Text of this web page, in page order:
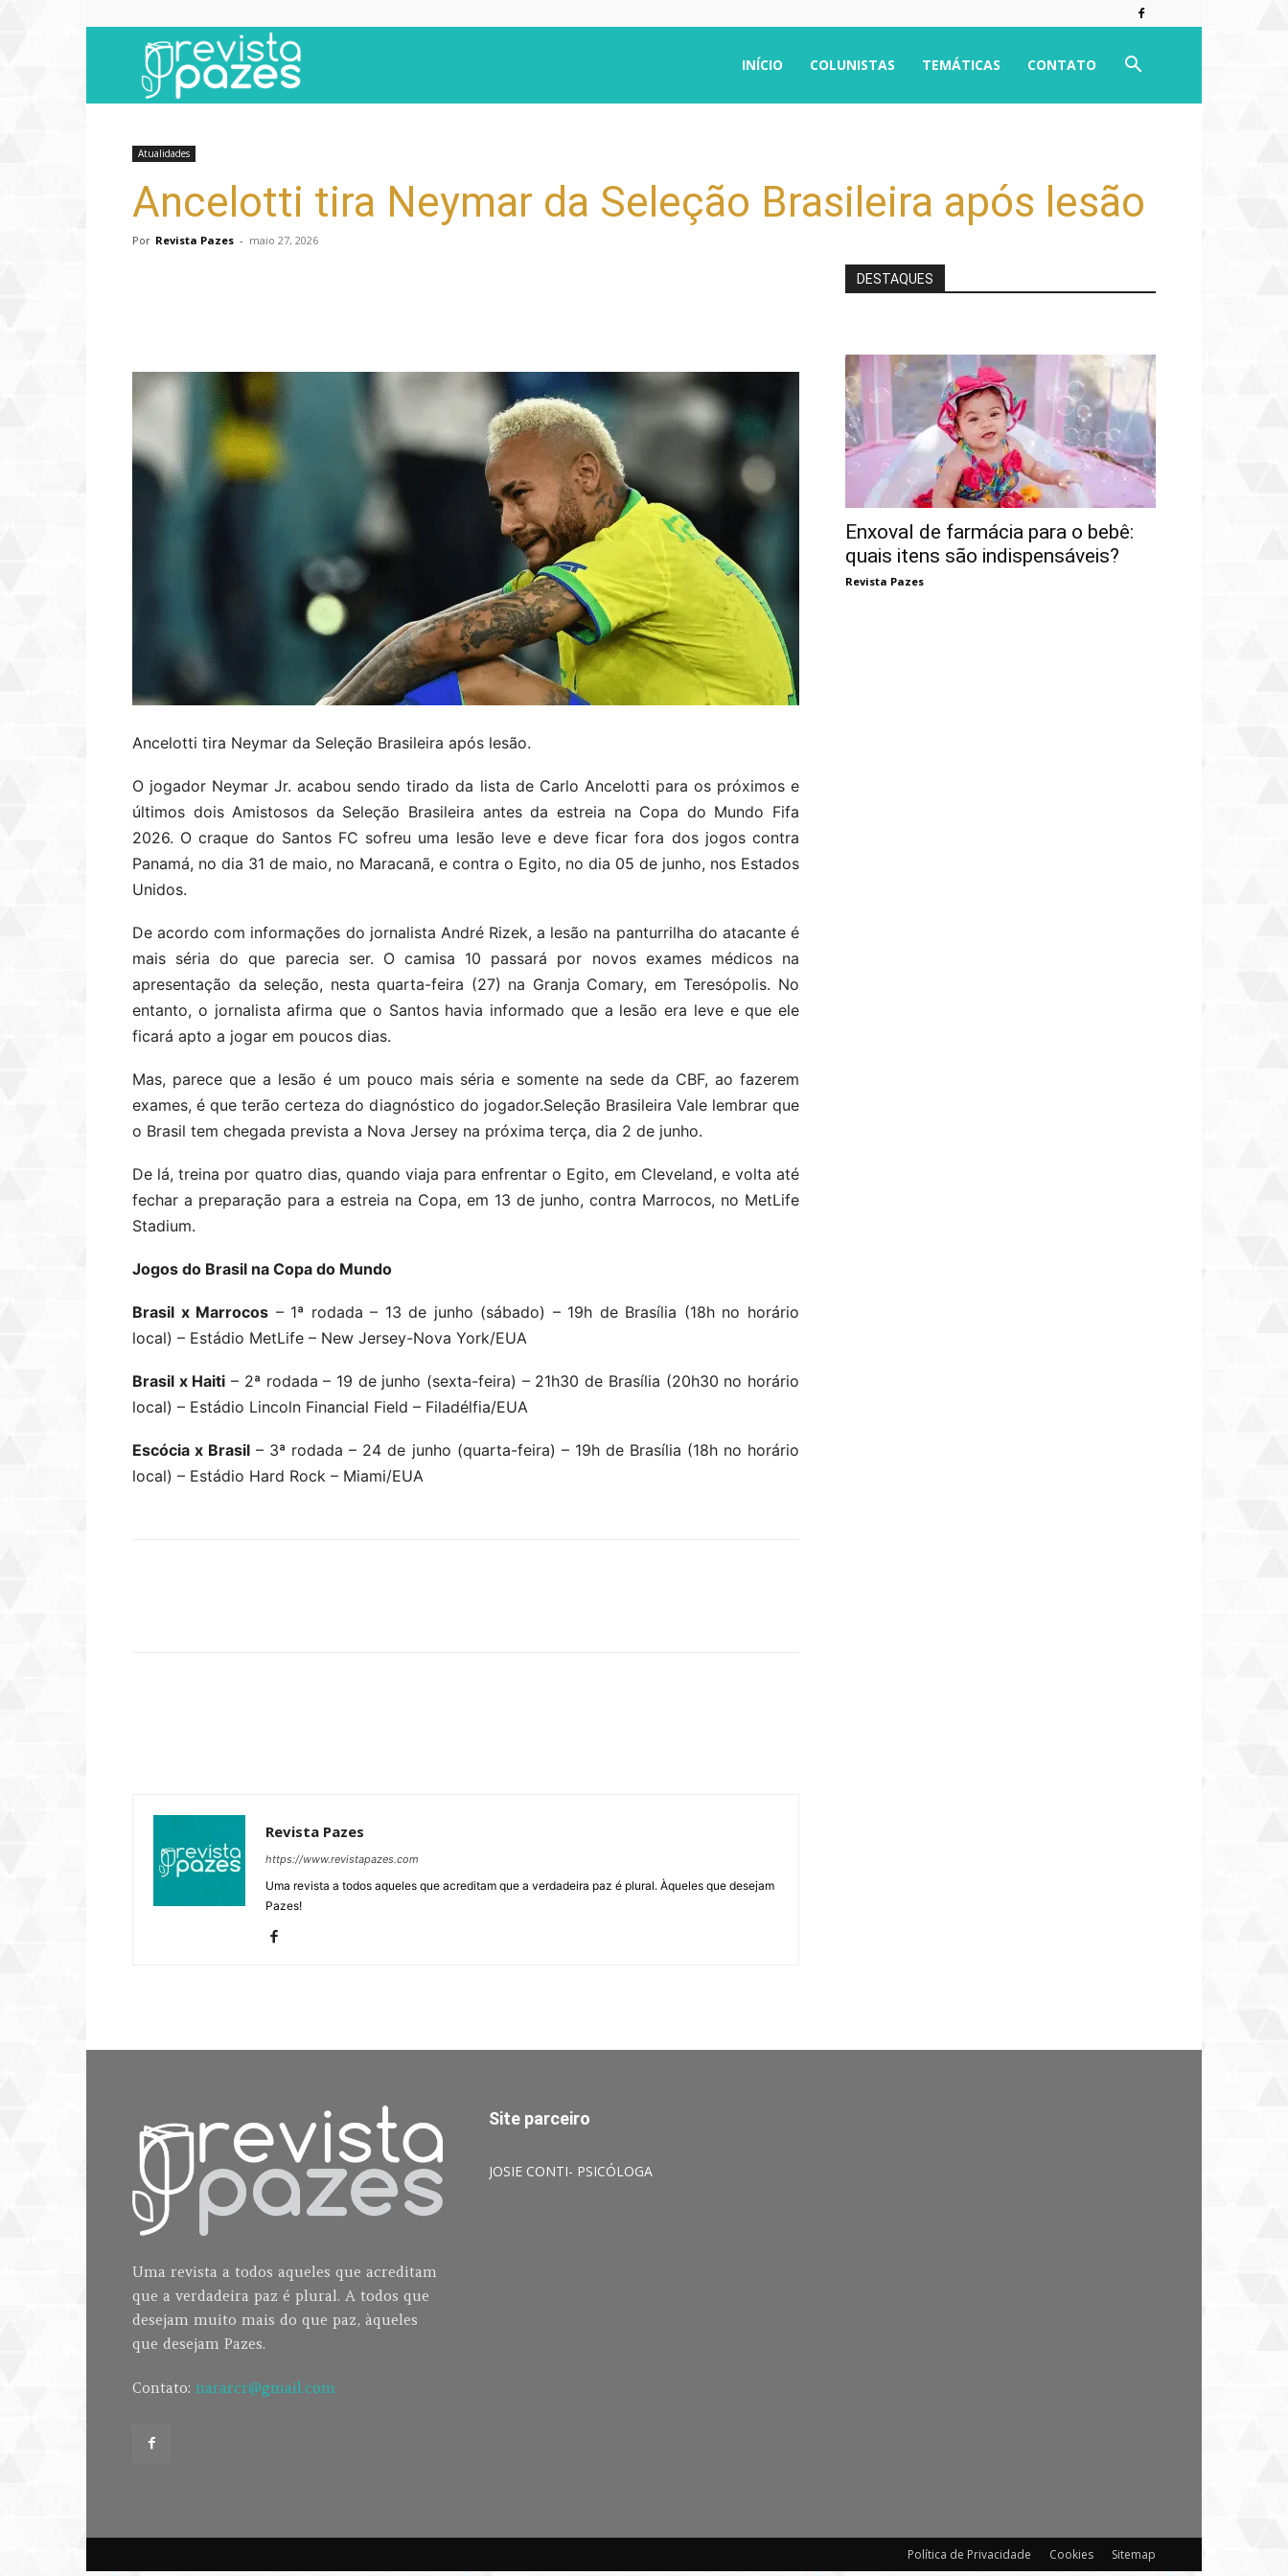
INÍCIO COLUNISTAS TEMÁTICAS CONTATO
Atualidades
Ancelotti tira Neymar da Seleção Brasileira após lesão
Por Revista Pazes - maio 27, 2026
Ancelotti tira Neymar da Seleção Brasileira após lesão.
O jogador Neymar Jr. acabou sendo tirado da lista de Carlo Ancelotti para os próximos e
últimos dois Amistosos da Seleção Brasileira antes da estreia na Copa do Mundo Fifa
2026. O craque do Santos FC sofreu uma lesão leve e deve ficar fora dos jogos contra
Panamá, no dia 31 de maio, no Maracanã, e contra o Egito, no dia 05 de junho, nos Estados
Unidos.
De acordo com informações do jornalista André Rizek, a lesão na panturrilha do atacante é
mais séria do que parecia ser. O camisa 10 passará por novos exames médicos na
apresentação da seleção, nesta quarta-feira (27) na Granja Comary, em Teresópolis. No
entanto, o jornalista afirma que o Santos havia informado que a lesão era leve e que ele
ficará apto a jogar em poucos dias.
Mas, parece que a lesão é um pouco mais séria e somente na sede da CBF, ao fazerem
exames, é que terão certeza do diagnóstico do jogador.Seleção Brasileira Vale lembrar que
o Brasil tem chegada prevista a Nova Jersey na próxima terça, dia 2 de junho.
De lá, treina por quatro dias, quando viaja para enfrentar o Egito, em Cleveland, e volta até
fechar a preparação para a estreia na Copa, em 13 de junho, contra Marrocos, no MetLife
Stadium.
Jogos do Brasil na Copa do Mundo
Brasil x Marrocos – 1ª rodada – 13 de junho (sábado) – 19h de Brasília (18h no horário
local) – Estádio MetLife – New Jersey-Nova York/EUA
Brasil x Haiti – 2ª rodada – 19 de junho (sexta-feira) – 21h30 de Brasília (20h30 no horário
local) – Estádio Lincoln Financial Field – Filadélfia/EUA
Escócia x Brasil – 3ª rodada – 24 de junho (quarta-feira) – 19h de Brasília (18h no horário
local) – Estádio Hard Rock – Miami/EUA
Revista Pazes
https://www.revistapazes.com
Uma revista a todos aqueles que acreditam que a verdadeira paz é plural. Àqueles que desejam
Pazes!
DESTAQUES
Enxoval de farmácia para o bebê:
quais itens são indispensáveis?
Revista Pazes
Uma revista a todos aqueles que acreditam
que a verdadeira paz é plural. A todos que
desejam muito mais do que paz, àqueles
que desejam Pazes.
Contato: nararcr@gmail.com
Site parceiro
JOSIE CONTI- PSICÓLOGA
Política de Privacidade Cookies Sitemap